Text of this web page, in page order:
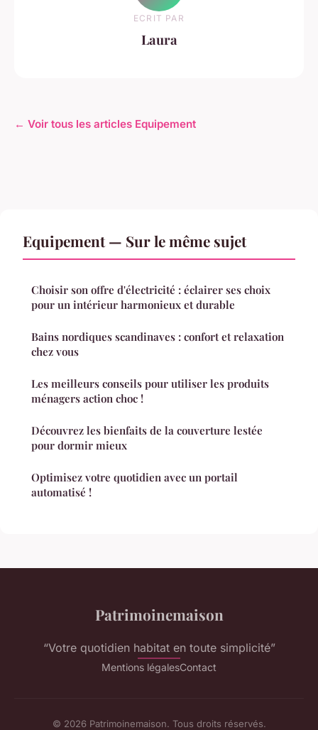
ECRIT PAR
Laura
← Voir tous les articles Equipement
Equipement — Sur le même sujet
Choisir son offre d'électricité : éclairer ses choix
pour un intérieur harmonieux et durable
Bains nordiques scandinaves : confort et relaxation
chez vous
Les meilleurs conseils pour utiliser les produits
ménagers action choc !
Découvrez les bienfaits de la couverture lestée
pour dormir mieux
Optimisez votre quotidien avec un portail
automatisé !
Patrimoinemaison
“Votre quotidien habitat en toute simplicité”
Mentions légalesContact
© 2026 Patrimoinemaison. Tous droits réservés.